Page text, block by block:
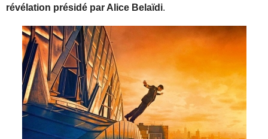
révélation présidé par Alice Belaïdi.